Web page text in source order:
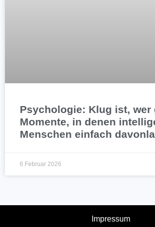
Psychologie: Klug ist, wer
Momente, in denen
Menschen einfach
6 Februar 2026
Impressum